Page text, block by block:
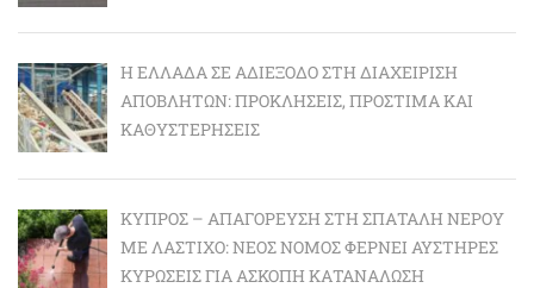
Η ΕΛΛΆΔΑ ΣΕ ΑΔΙΈΞΟΔΟ ΣΤΗ ΔΙΑΧΕΊΡΙΣΗ
ΑΠΟΒΛΉΤΩΝ: ΠΡΟΚΛΉΣΕΙΣ, ΠΡΌΣΤΙΜΑ ΚΑΙ
ΚΑΘΥΣΤΕΡΉΣΕΙΣ
ΚΎΠΡΟΣ – ΑΠΑΓΌΡΕΥΣΗ ΣΤΗ ΣΠΑΤΆΛΗ ΝΕΡΟΎ
ΜΕ ΛΆΣΤΙΧΟ: ΝΈΟΣ ΝΌΜΟΣ ΦΈΡΝΕΙ ΑΥΣΤΗΡΈΣ
ΚΥΡΏΣΕΙΣ ΓΙΑ ΆΣΚΟΠΗ ΚΑΤΑΝΆΛΩΣΗ